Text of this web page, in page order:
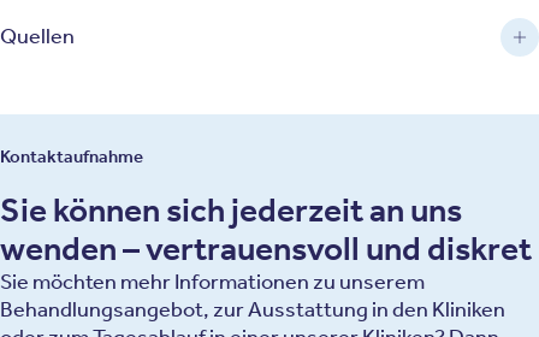
Quellen
Kontaktaufnahme
Sie können sich jederzeit an uns
wenden – vertrauensvoll und diskret
Sie möchten mehr Informationen zu unserem
Behandlungsangebot, zur Ausstattung in den Kliniken